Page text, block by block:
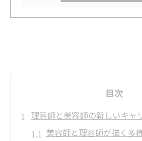
目次
理容師と美容師の新しいキャ
美容師と理容師が描く多